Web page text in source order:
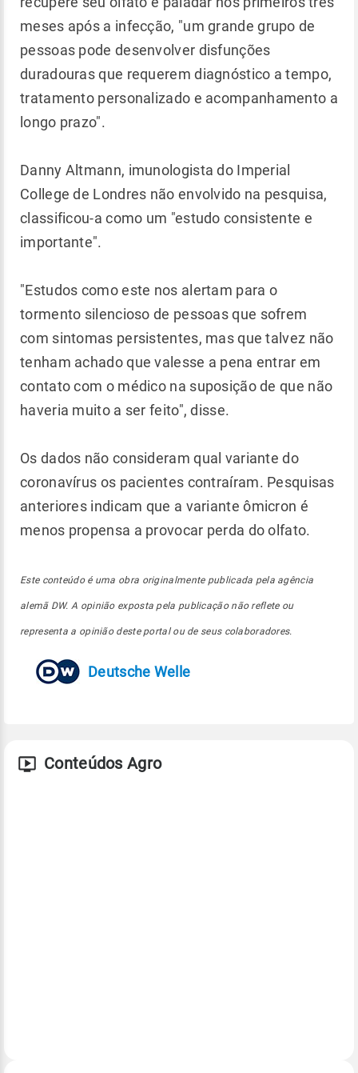
meses após a infecção, "um grande grupo de
pessoas pode desenvolver disfunções
duradouras que requerem diagnóstico a tempo,
tratamento personalizado e acompanhamento a
longo prazo".
Danny Altmann, imunologista do Imperial
College de Londres não envolvido na pesquisa,
classificou-a como um "estudo consistente e
importante".
"Estudos como este nos alertam para o
tormento silencioso de pessoas que sofrem
com sintomas persistentes, mas que talvez não
tenham achado que valesse a pena entrar em
contato com o médico na suposição de que não
haveria muito a ser feito", disse.
Os dados não consideram qual variante do
coronavírus os pacientes contraíram. Pesquisas
anteriores indicam que a variante ômicron é
menos propensa a provocar perda do olfato.
Este conteúdo é uma obra originalmente publicada pela agência
alemã DW. A opinião exposta pela publicação não reflete ou
representa a opinião deste portal ou de seus colaboradores.
Deutsche Welle
Conteúdos Agro